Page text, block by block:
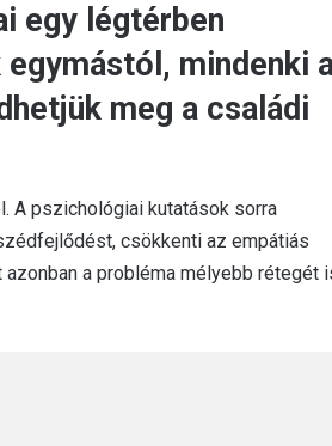
egy légtérben
mindenki
meg a családi
A pszichológiai kutatások sorra
csökkenti az empátiás
a probléma mélyebb rétegét